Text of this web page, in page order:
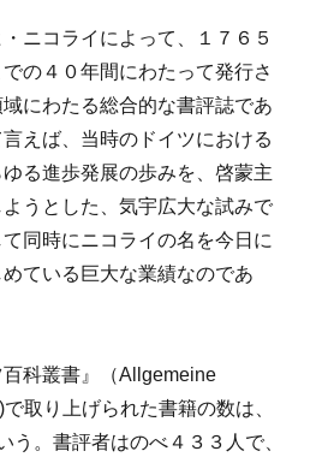
ニコライによって、１７６５
の４０年間にわたって発行さ
にわたる総合的な書評誌であ
えば、当時のドイツにおける
る進歩発展の歩みを、啓蒙主
うとした、気宇広大な試みで
同時にニコライの名を今日に
ている巨大な業績なのであ
科叢書』（Allgemeine
取り上げられた書籍の数は、
う。書評者はのべ４３３人で、